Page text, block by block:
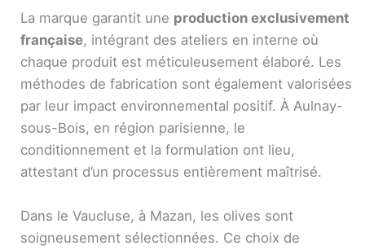
La marque garantit une production exclusivement
française, intégrant des ateliers en interne où
chaque produit est méticuleusement élaboré. Les
méthodes de fabrication sont également valorisées
par leur impact environnemental positif. À Aulnay-
sous-Bois, en région parisienne, le
conditionnement et la formulation ont lieu,
attestant d’un processus entièrement maîtrisé.
Dans le Vaucluse, à Mazan, les olives sont
soigneusement sélectionnées. Ce choix de